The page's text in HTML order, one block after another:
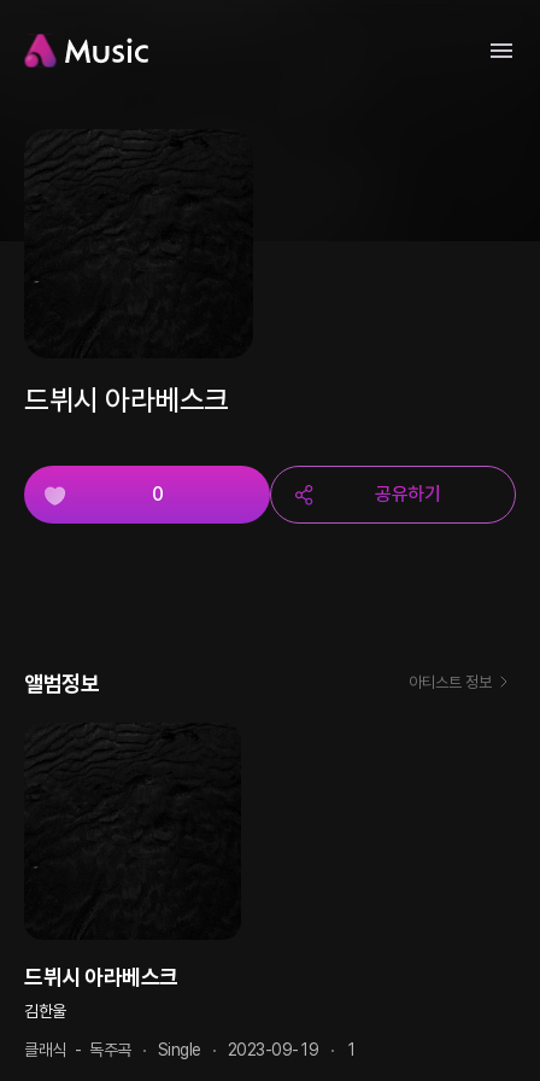
드뷔시 아라베스크
0 공유하기
앨범정보 아티스트 정보
드뷔시 아라베스크
김한울
클래식 - 독주곡 Single 2023-09-19 1